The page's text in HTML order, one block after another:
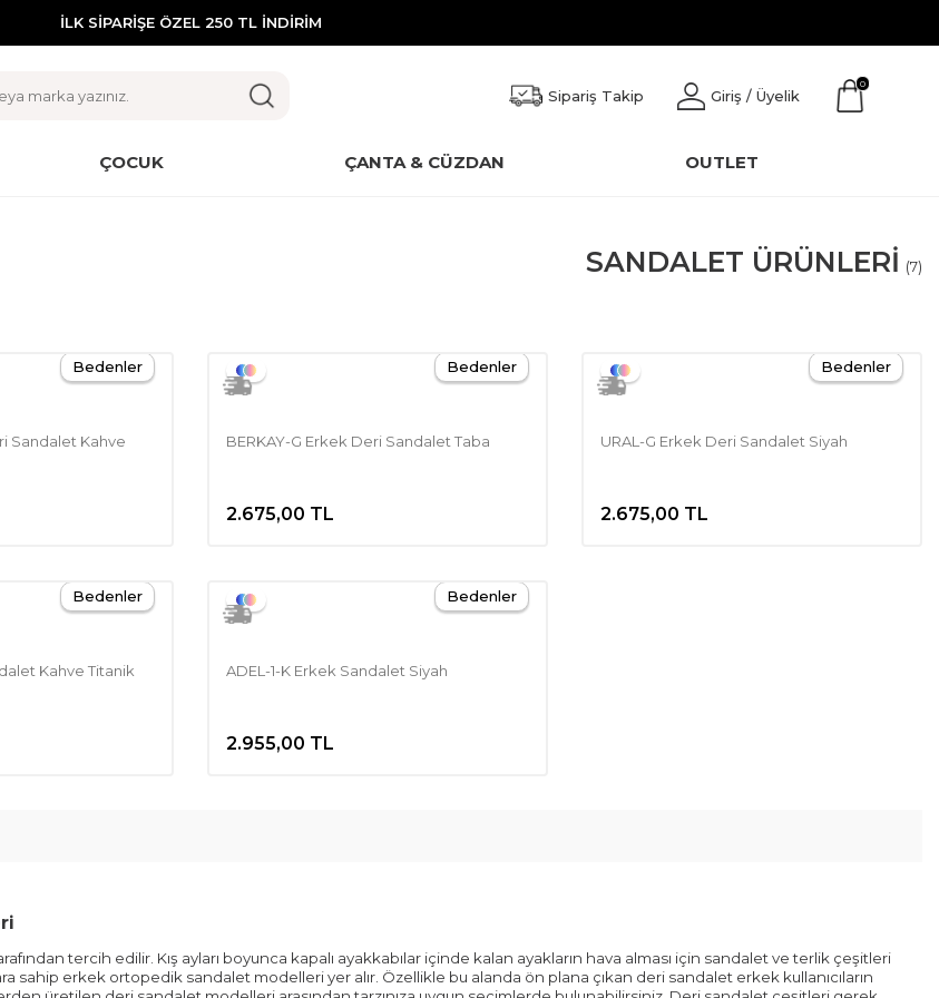
İLK SİPARİŞE ÖZEL 250 TL İNDİRİM
Sipariş Takip Giriş / Üyelik
0
ÇOCUK ÇANTA & CÜZDAN OUTLET
SANDALET ÜRÜNLERI (7)
Bedenler
Sandalet Kahve
Bedenler
BERKAY-G Erkek Deri Sandalet Taba
2.675,00 TL
Bedenler
URAL-G Erkek Deri Sandalet Siyah
2.675,00 TL
Bedenler
Kahve Titanik
Bedenler
ADEL-1-K Erkek Sandalet Siyah
2.955,00 TL
tercih edilir. Kış ayları boyunca kapalı ayakkabılar içinde kalan ayakların hava alması için sandalet ve terlik çeşitleri
erkek ortopedik sandalet modelleri yer alır. Özellikle bu alanda ön plana çıkan deri sandalet erkek kullanıcıların